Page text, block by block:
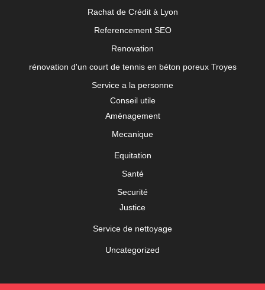
Rachat de Crédit à Lyon
Referencement SEO
Renovation
rénovation d'un court de tennis en béton poreux Troyes
Service a la personne
Conseil utile
Aménagement
Mecanique
Equitation
Santé
Securité
Justice
Service de nettoyage
Uncategorized